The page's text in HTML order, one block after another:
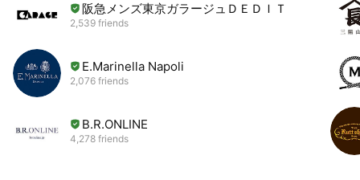
阪急メンズ東京ガラージュＤＥＤＩＴ
2,539 friends
E.Marinella Napoli
2,076 friends
B.R.ONLINE
4,278 friends